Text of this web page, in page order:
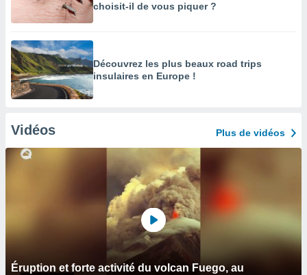
choisit-il de vous piquer ?
Découvrez les plus beaux road trips
insulaires en Europe !
Vidéos Plus de vidéos
Éruption et forte activité du volcan Fuego, au